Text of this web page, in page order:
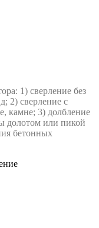
1) сверление без
2) сверление с
камне; 3) долбление
долотом или пикой
бетонных